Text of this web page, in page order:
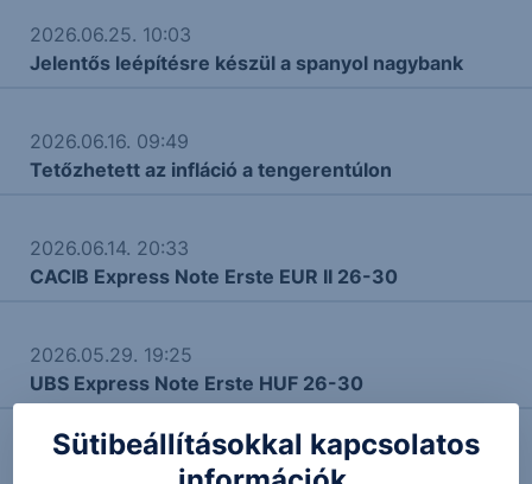
2026.06.25. 10:03
Jelentős leépítésre készül a spanyol nagybank
2026.06.16. 09:49
Tetőzhetett az infláció a tengerentúlon
2026.06.14. 20:33
CACIB Express Note Erste EUR II 26-30
2026.05.29. 19:25
UBS Express Note Erste HUF 26-30
2026.05.29. 10:18
Sütibeállításokkal kapcsolatos